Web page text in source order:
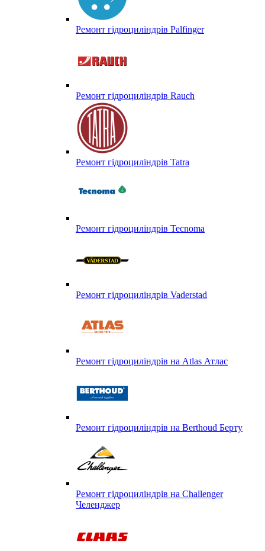
Ремонт гідроциліндрів Palfinger
Ремонт гідроциліндрів Rauch
Ремонт гідроциліндрів Tatra
Ремонт гідроциліндрів Tecnoma
Ремонт гідроциліндрів Vaderstad
Ремонт гідроциліндрів на Atlas Атлас
Ремонт гідроциліндрів на Berthoud Берту
Ремонт гідроциліндрів на Challenger
Челенджер